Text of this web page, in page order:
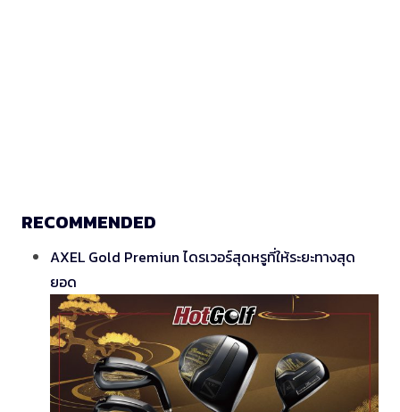
RECOMMENDED
AXEL Gold Premiun ไดรเวอร์สุดหรูที่ให้ระยะทางสุด
ยอด